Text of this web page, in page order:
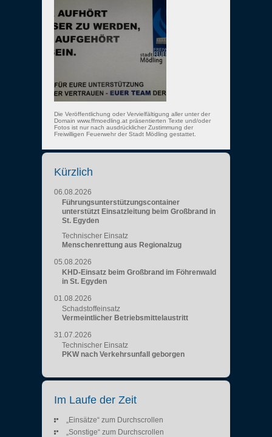
Die Veröffentlichung oder Vervielfältigung aller unter der
Domain www.ffmoedling.at präsentierten Texte und/oder
Fotos ist nur nach ausdrücklicher Zustimmung der
Freiwilligen Feuerwehr der Stadt Mödling gestattet.
Kürzlich
06.08.2026
Führungsunterstützungscontainer
unterstützt Einsatzleitung beim Großbrand in
St. Egyden
Technischer Einsatz
Menschenrettung aus Regionalzug
05.08.2026
KHD-Einsatz beim Großbrand im Föhrenwald
in St. Egyden
01.08.2026
Schadstoffeinsatz
Vermeintlicher Betriebsmittelaustritt
31.07.2026
Technischer Einsatz
PKW nach Verkehrsunfall geborgen
Im Laufe der Zeit
„Einsätze“ zum Durchscrollen
„Sonstige“ zum Durchscrollen